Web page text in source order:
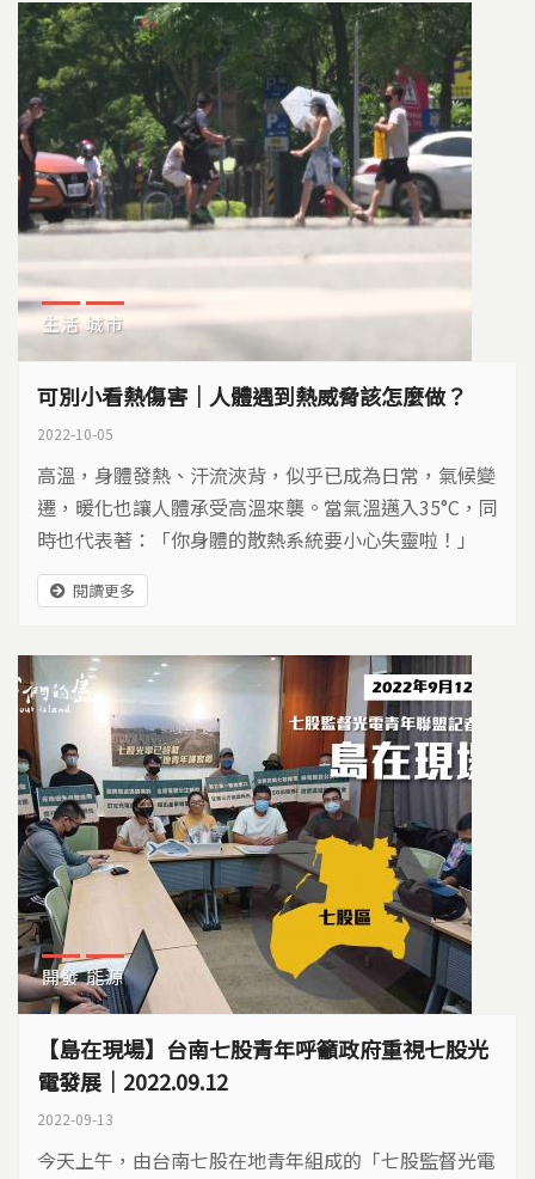
住水的招數開始： 📍第一招 設置滯洪池 極端降雨，瞬
間大量的雨水該往哪去？...
生活 城市
可別小看熱傷害｜人體遇到熱威脅該怎麼做？
2022-10-05
高溫，身體發熱、汗流浹背，似乎已成為日常，氣候變
遷，暖化也讓人體承受高溫來襲。當氣溫邁入35°C，同
時也代表著：「你身體的散熱系統要小心失靈啦！」
人的體溫藉由輻射、傳導、蒸發、對流等方式來散熱，
當身體產生的熱能大過於散出去的熱，身體無法調節高
要多喝水，減少在中午12-2點高溫環境下直接曝曬之
外，如果在室內高溫高濕的環境也要多加注意。 ​​ ​▼...
閱讀更多
開發 能源
【島在現場】台南七股青年呼籲政府重視七股光
電發展｜2022.09.12
2022-09-13
今天上午，由台南七股在地青年組成的「七股監督光電